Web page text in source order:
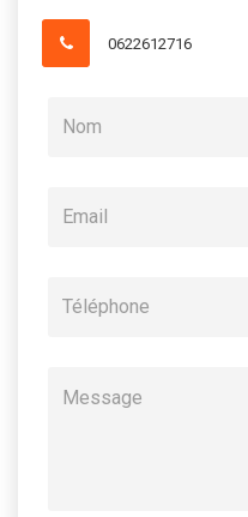
0622612716